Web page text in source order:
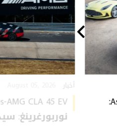
Aston Martin Heritage Collection:
أخبار
نوربورغرينغ: